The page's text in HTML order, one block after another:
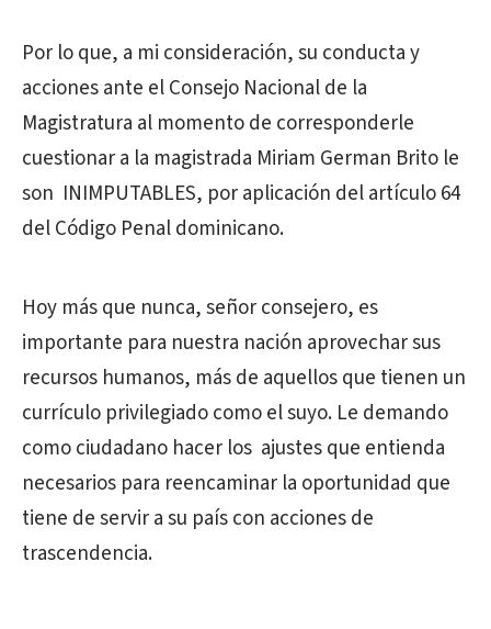
Por lo que, a mi consideración, su conducta y
acciones ante el Consejo Nacional de la
Magistratura al momento de corresponderle
cuestionar a la magistrada Miriam German Brito le
son INIMPUTABLES, por aplicación del artículo 64
del Código Penal dominicano.
Hoy más que nunca, señor consejero, es
importante para nuestra nación aprovechar sus
recursos humanos, más de aquellos que tienen un
currículo privilegiado como el suyo. Le demando
como ciudadano hacer los ajustes que entienda
necesarios para reencaminar la oportunidad que
tiene de servir a su país con acciones de
trascendencia.